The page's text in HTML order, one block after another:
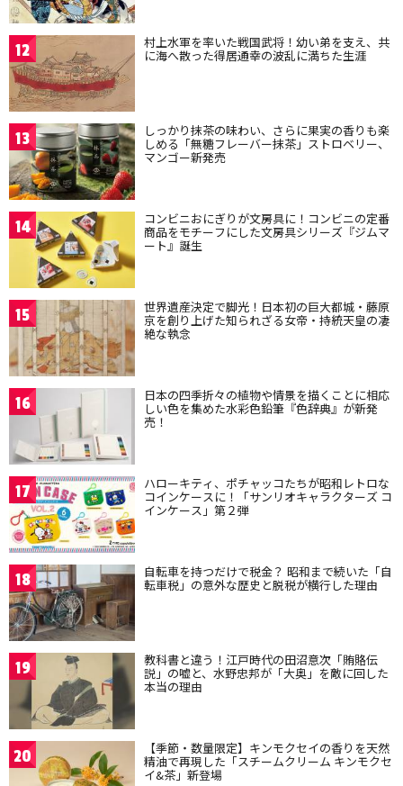
12 村上水軍を率いた戦国武将！幼い弟を支え、共
に海へ散った得居通幸の波乱に満ちた生涯
13 しっかり抹茶の味わい、さらに果実の香りも楽
しめる「無糖フレーバー抹茶」ストロベリー、
マンゴー新発売
14 コンビニおにぎりが文房具に！コンビニの定番
商品をモチーフにした文房具シリーズ『ジムマ
ート』誕生
15 世界遺産決定で脚光！日本初の巨大都城・藤原
京を創り上げた知られざる女帝・持統天皇の凄
絶な執念
16 日本の四季折々の植物や情景を描くことに相応
しい色を集めた水彩色鉛筆『色辞典』が新発
売！
17 ハローキティ、ポチャッコたちが昭和レトロな
コインケースに！「サンリオキャラクターズ コ
インケース」第２弾
18 自転車を持つだけで税金？ 昭和まで続いた「自
転車税」の意外な歴史と脱税が横行した理由
19 教科書と違う！江戸時代の田沼意次「賄賂伝
説」の嘘と、水野忠邦が「大奥」を敵に回した
本当の理由
20 【季節・数量限定】キンモクセイの香りを天然
精油で再現した「スチームクリーム キンモクセ
イ&茶」新登場